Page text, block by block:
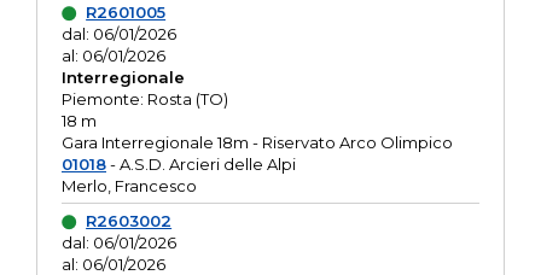
R2601005
dal: 06/01/2026
al: 06/01/2026
Interregionale
Piemonte: Rosta (TO)
18 m
Gara Interregionale 18m - Riservato Arco Olimpico
01018- A.S.D. Arcieri delle Alpi
Merlo, Francesco
R2603002
dal: 06/01/2026
al: 06/01/2026